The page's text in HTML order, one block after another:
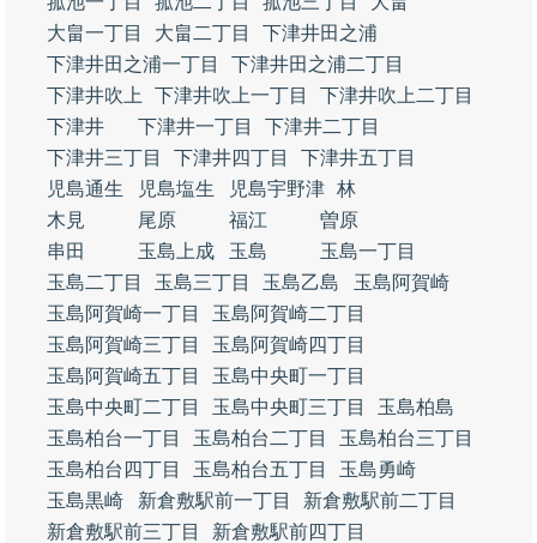
大畠一丁目
大畠二丁目
下津井田之浦
下津井田之浦一丁目
下津井田之浦二丁目
下津井吹上
下津井吹上一丁目
下津井吹上二丁目
下津井
下津井一丁目
下津井二丁目
下津井三丁目
下津井四丁目
下津井五丁目
児島通生
児島塩生 児島宇野津 林
木見
尾原 福江
曽原
串田
玉島上成 玉島
玉島一丁目
玉島二丁目
玉島三丁目 玉島乙島
玉島阿賀崎
玉島阿賀崎一丁目
玉島阿賀崎二丁目
玉島阿賀崎三丁目
玉島阿賀崎四丁目
玉島阿賀崎五丁目
玉島中央町一丁目
玉島中央町二丁目
玉島中央町三丁目
玉島柏島
玉島柏台一丁目
玉島柏台二丁目
玉島柏台三丁目
玉島柏台四丁目
玉島柏台五丁目
玉島勇崎
玉島黒崎
新倉敷駅前一丁目
新倉敷駅前二丁目
新倉敷駅前三丁目
新倉敷駅前四丁目